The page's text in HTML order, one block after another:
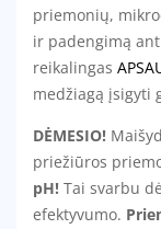
priemonių,
ir padengimą
reikalingas
medžiagą įsigyti
DĖMESIO!
priežiūros
pH! Tai svarbu
efektyvumo.